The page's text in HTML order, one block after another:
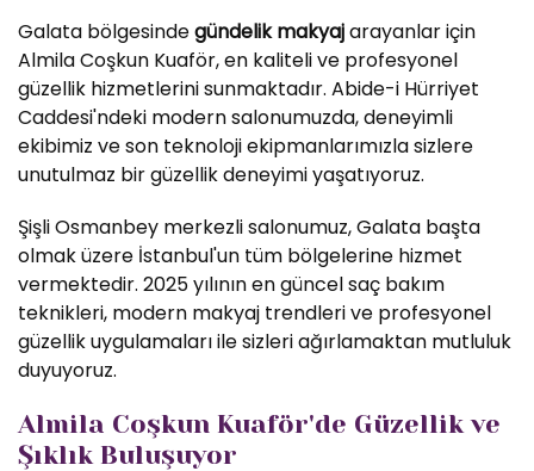
Galata bölgesindegündelik makyajarayanlar için
Almila Coşkun Kuaför, en kaliteli ve profesyonel
güzellik hizmetlerini sunmaktadır. Abide-i Hürriyet
Caddesi'ndeki modern salonumuzda, deneyimli
ekibimiz ve son teknoloji ekipmanlarımızla sizlere
unutulmaz bir güzellik deneyimi yaşatıyoruz.
Şişli Osmanbey merkezli salonumuz, Galata başta
olmak üzere İstanbul'un tüm bölgelerine hizmet
vermektedir. 2025 yılının en güncel saç bakım
teknikleri, modern makyaj trendleri ve profesyonel
güzellik uygulamaları ile sizleri ağırlamaktan mutluluk
duyuyoruz.
Almila Coşkun Kuaför'de Güzellik ve
Şıklık Buluşuyor